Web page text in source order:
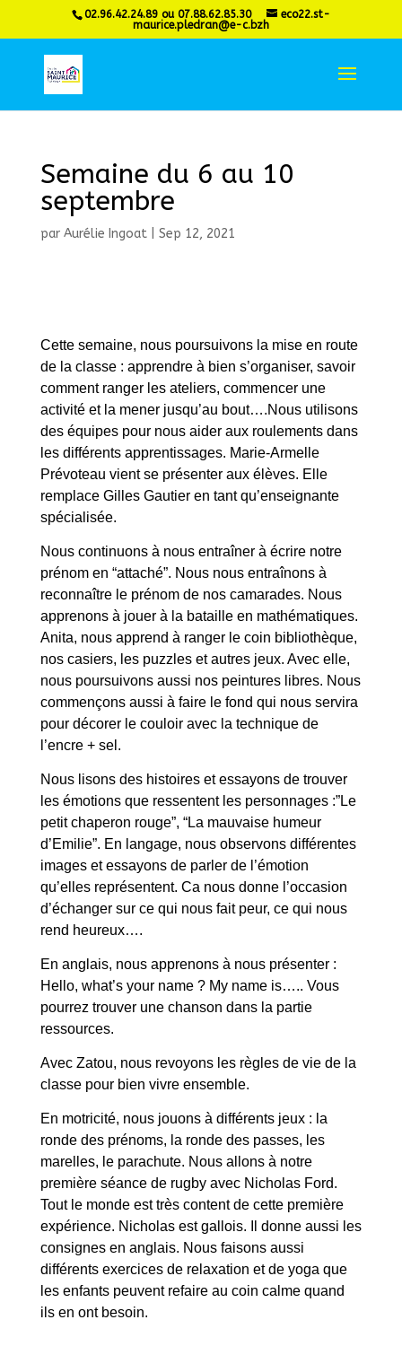
02.96.42.24.89 ou 07.88.62.85.30
eco22.st-
maurice.pledran@e-c.bzh
Semaine du 6 au 10
septembre
par Aurélie Ingoat| Sep 12, 2021
Cette semaine, nous poursuivons la mise en route
de la classe : apprendre à bien s’organiser, savoir
comment ranger les ateliers, commencer une
activité et la mener jusqu’au bout….Nous utilisons
des équipes pour nous aider aux roulements dans
les différents apprentissages. Marie-Armelle
Prévoteau vient se présenter aux élèves. Elle
remplace Gilles Gautier en tant qu’enseignante
spécialisée.
Nous continuons à nous entraîner à écrire notre
prénom en “attaché”. Nous nous entraînons à
reconnaître le prénom de nos camarades. Nous
apprenons à jouer à la bataille en mathématiques.
Anita, nous apprend à ranger le coin bibliothèque,
nos casiers, les puzzles et autres jeux. Avec elle,
nous poursuivons aussi nos peintures libres. Nous
commençons aussi à faire le fond qui nous servira
pour décorer le couloir avec la technique de
l’encre + sel.
Nous lisons des histoires et essayons de trouver
les émotions que ressentent les personnages :”Le
petit chaperon rouge”, “La mauvaise humeur
d’Emilie”. En langage, nous observons différentes
images et essayons de parler de l’émotion
qu’elles représentent. Ca nous donne l’occasion
d’échanger sur ce qui nous fait peur, ce qui nous
rend heureux….
En anglais, nous apprenons à nous présenter :
Hello, what’s your name ? My name is….. Vous
pourrez trouver une chanson dans la partie
ressources.
Avec Zatou, nous revoyons les règles de vie de la
classe pour bien vivre ensemble.
En motricité, nous jouons à différents jeux : la
ronde des prénoms, la ronde des passes, les
marelles, le parachute. Nous allons à notre
première séance de rugby avec Nicholas Ford.
Tout le monde est très content de cette première
expérience. Nicholas est gallois. Il donne aussi les
consignes en anglais. Nous faisons aussi
différents exercices de relaxation et de yoga que
les enfants peuvent refaire au coin calme quand
ils en ont besoin.